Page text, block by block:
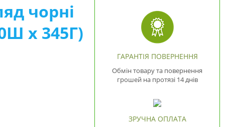
Підставки для серветок
чорні
х 345Г)
ГАРАНТІЯ ПОВЕРНЕННЯ
Обмін товару та повернення
грошей на протязі 14 днів
ЗРУЧНА ОПЛАТА